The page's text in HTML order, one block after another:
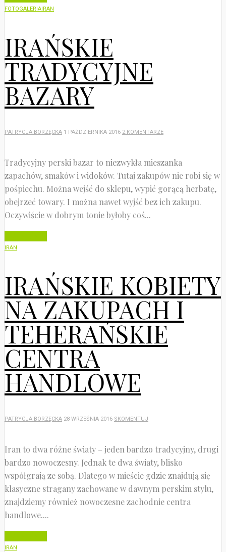
FOTOGALERIAIRAN
IRAŃSKIE
TRADYCYJNE
BAZARY
PATRYCJA BORZĘCKA 1 PAŹDZIERNIKA 2016 2 KOMENTARZE
Tradycyjny perski bazar to niezwykła mieszanka
zapachów, smaków i widoków. Tutaj zakupów nie robi się w
pośpiechu. Można wejść do sklepu, wypić gorącą herbatę,
obejrzeć towary. I można nawet wyjść bez ich zakupu.
Oczywiście w dobrym tonie byłoby coś...
IRAN
IRAŃSKIE KOBIETY
NA ZAKUPACH I
TEHERAŃSKIE
CENTRA
HANDLOWE
PATRYCJA BORZĘCKA 28 WRZEŚNIA 2016 SKOMENTUJ
Iran to dwa różne światy – jeden bardzo tradycyjny, drugi
bardzo nowoczesny. Jednak te dwa światy, blisko
współgrają ze sobą. Dlatego w mieście gdzie znajdują się
klasyczne stragany zachowane w dawnym perskim stylu,
znajdziemy również nowoczesne zachodnie centra
handlowe....
IRAN